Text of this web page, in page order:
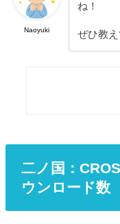
Naoyuki
ね！
ぜひ教え
二ノ国：
ウンロード数